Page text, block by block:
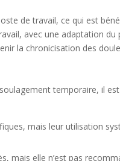
de travail, ce qui est
avec une adaptation
la chronicisation des
temporaire, il
mais leur utilisation
mais elle n’est pas